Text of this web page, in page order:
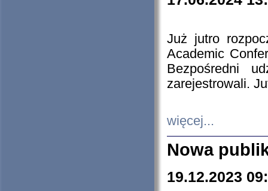
Już jutro
Academic
Bezpośredni
zarejestrowali.
więcej...
Nowa
19.12.2023